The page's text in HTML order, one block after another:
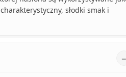
słodki smak i